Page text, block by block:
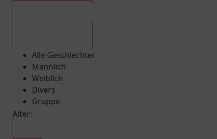
Alle Geschlechter
Männlich
Weiblich
Divers
Gruppe
Alter: